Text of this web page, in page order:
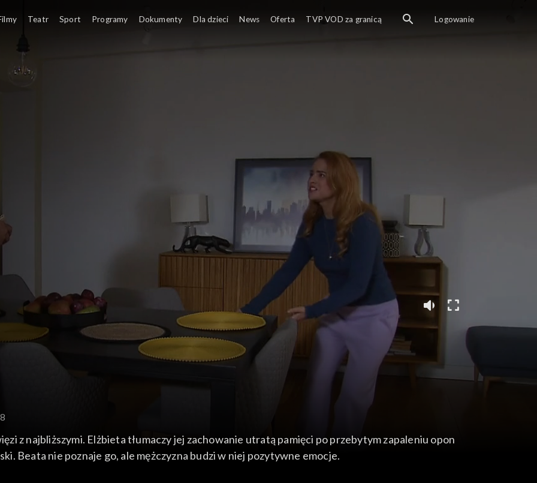
z najbliższymi. Elżbieta tłumaczy jej zachowanie utratą pamięci po przebytym zapaleniu opon
Beata nie poznaje go, ale mężczyzna budzi w niej pozytywne emocje.
Teatr Sport Programy Dokumenty Dla dzieci News Oferta TVP VOD za granicą Logowanie